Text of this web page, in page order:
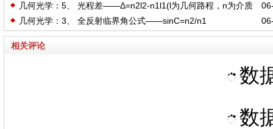
几何光学：5、 光程差——Δ=n2l2-n1l1(l为几何路程，n为介质
折射率)
几何光学：3、 全反射临界角公式——sinC=n2/n1
相关评论
数
数